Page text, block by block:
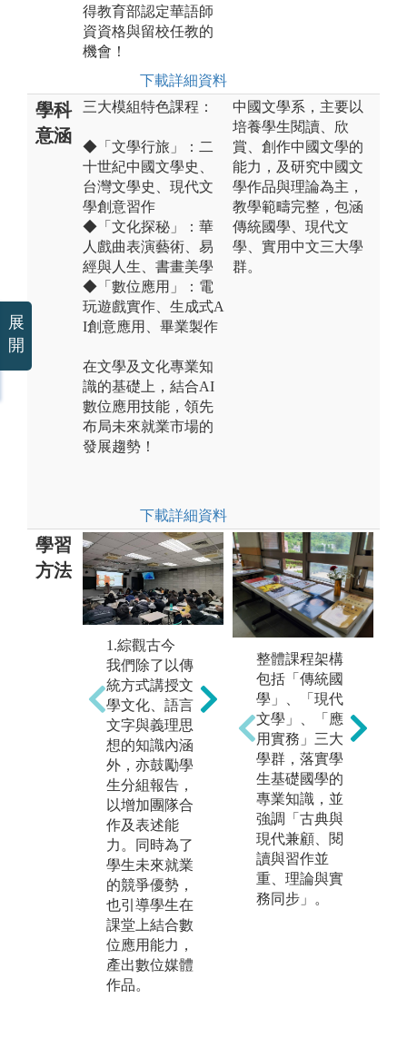
得教育部認定華語師
資資格與留校任教的
機會！
下載詳細資料
學科
意涵
三大模組特色課程：
◆「文學行旅」：二
十世紀中國文學史、
台灣文學史、現代文
學創意習作
◆「文化探秘」：華
人戲曲表演藝術、易
經與人生、書畫美學
◆「數位應用」：電
玩遊戲實作、生成式A
I創意應用、畢業製作
在文學及文化專業知
識的基礎上，結合AI
數位應用技能，領先
布局未來就業市場的
發展趨勢！
下載詳細資料
中國文學系，主要以
培養學生閱讀、欣
賞、創作中國文學的
能力，及研究中國文
學作品與理論為主，
教學範疇完整，包涵
傳統國學、現代文
學、實用中文三大學
群。
學習
方法
1.綜觀古今
我們除了以傳
統方式講授文
學文化、語言
文字與義理思
想的知識內涵
外，亦鼓勵學
生分組報告，
以增加團隊合
作及表述能
力。同時為了
學生未來就業
的競爭優勢，
也引導學生在
課堂上結合數
位應用能力，
產出數位媒體
作品。
從10年前，我
們即有「畢業
製作」課程，
內容是在文學
與文化的專業
知識上，結合
數位應用技
術，呈顯學生
的學習成果。
這樣的「做中
學」，可以讓
學生們從構想
到實作，顯現
整體課程架構
包括「傳統國
學」、「現代
文學」、「應
用實務」三大
學群，落實學
生基礎國學的
專業知識，並
強調「古典與
現代兼顧、閱
讀與習作並
重、理論與實
務同步」。
展
開